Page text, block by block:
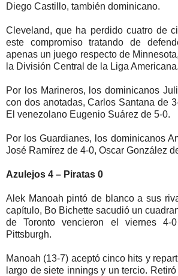
Diego Castillo, también dominicano.
Cleveland, que ha perdido cuatro de
este compromiso tratando de
apenas un juego respecto de
la División Central de la Liga Americana.
Por los Marineros, los dominicanos
con dos anotadas, Carlos Santana de
El venezolano Eugenio Suárez de 5-0.
Por los Guardianes, los dominicanos
José Ramírez de 4-0, Oscar González
Azulejos 4 – Piratas 0
Alek Manoah pintó de blanco a sus
capítulo, Bo Bichette sacudió un
de Toronto vencieron el viernes
Pittsburgh.
Manoah (13-7) aceptó cinco hits y
largo de siete innings y un tercio.